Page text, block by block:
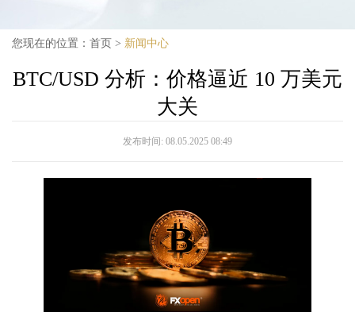
您现在的位置： 首页 > 新闻中心
BTC/USD 分析：价格逼近 10 万美元
大关
发布时间: 08.05.2025 08:49